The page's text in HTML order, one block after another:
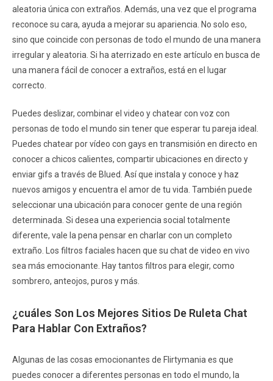
aleatoria única con extraños. Además, una vez que el programa
reconoce su cara, ayuda a mejorar su apariencia. No solo eso,
sino que coincide con personas de todo el mundo de una manera
irregular y aleatoria. Si ha aterrizado en este artículo en busca de
una manera fácil de conocer a extraños, está en el lugar
correcto.
Puedes deslizar, combinar el video y chatear con voz con
personas de todo el mundo sin tener que esperar tu pareja ideal.
Puedes chatear por vídeo con gays en transmisión en directo en
conocer a chicos calientes, compartir ubicaciones en directo y
enviar gifs a través de Blued. Así que instala y conoce y haz
nuevos amigos y encuentra el amor de tu vida. También puede
seleccionar una ubicación para conocer gente de una región
determinada. Si desea una experiencia social totalmente
diferente, vale la pena pensar en charlar con un completo
extraño. Los filtros faciales hacen que su chat de video en vivo
sea más emocionante. Hay tantos filtros para elegir, como
sombrero, anteojos, puros y más.
¿cuáles Son Los Mejores Sitios De Ruleta Chat
Para Hablar Con Extraños?
Algunas de las cosas emocionantes de Flirtymania es que
puedes conocer a diferentes personas en todo el mundo, la